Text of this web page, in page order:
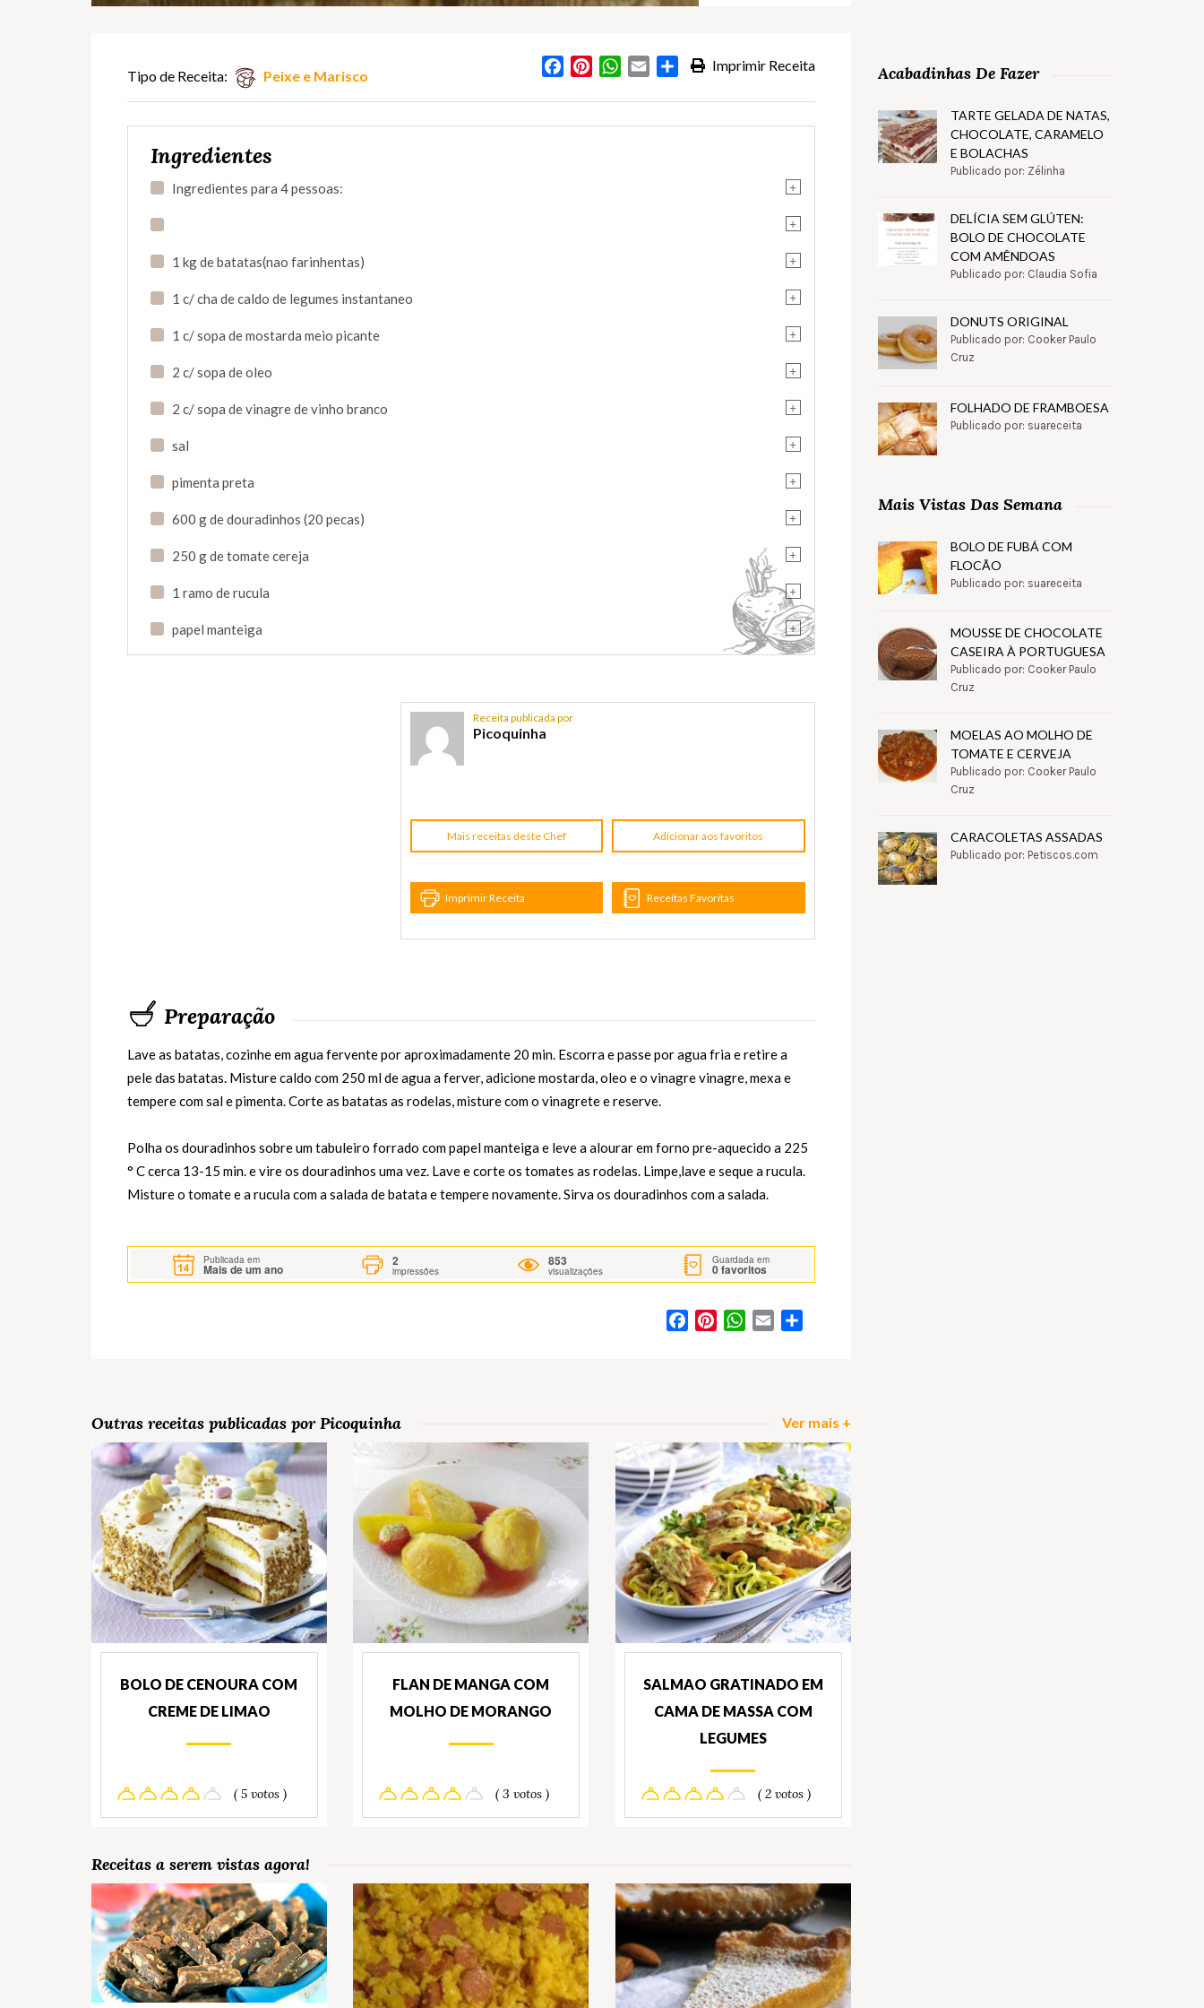
Imprimir Receita
FacebookPinterestWhatsApp
Email Partilhar
Tipo de Receita: Peixe e Marisco
Ingredientes
+
Ingredientes para 4 pessoas:
+
+
1 kg de batatas(nao farinhentas)
+
1 c/ cha de caldo de legumes instantaneo
+
1 c/ sopa de mostarda meio picante
+
2 c/ sopa de oleo
+
2 c/ sopa de vinagre de vinho branco
+
sal
+
pimenta preta
+
600 g de douradinhos (20 pecas)
+
250 g de tomate cereja
+
1 ramo de rucula
+
papel manteiga
Receita publicada por
Picoquinha
Mais receitas deste Chef Adicionar aos favoritos
Imprimir Receita Receitas Favoritas
Preparação
Lave as batatas, cozinhe em agua fervente por aproximadamente 20 min. Escorra e passe por agua fria e retire a
pele das batatas. Misture caldo com 250 ml de agua a ferver, adicione mostarda, oleo e o vinagre vinagre, mexa e
tempere com sal e pimenta. Corte as batatas as rodelas, misture com o vinagrete e reserve.
Polha os douradinhos sobre um tabuleiro forrado com papel manteiga e leve a alourar em forno pre-aquecido a 225
° C cerca 13-15 min. e vire os douradinhos uma vez. Lave e corte os tomates as rodelas. Limpe,lave e seque a rucula.
Misture o tomate e a rucula com a salada de batata e tempere novamente. Sirva os douradinhos com a salada.
Publicada em
Mais de um ano
2
impressões
853
visualizações
Guardada em
0favoritos
FacebookPinterestWhatsApp
Email
Outras receitas publicadas por Picoquinha Ver mais +
BOLO DE CENOURA COM
CREME DE LIMAO
( 5 votos )
FLAN DE MANGA COM
MOLHO DE MORANGO
( 3 votos )
SALMAO GRATINADO EM
CAMA DE MASSA COM
LEGUMES
( 2 votos )
Receitas a serem vistas agora!
Acabadinhas De Fazer
TARTE GELADA DE NATAS,
CHOCOLATE, CARAMELO
E BOLACHAS
Publicado por: Zélinha
DELÍCIA SEM GLÚTEN:
BOLO DE CHOCOLATE
COM AMÊNDOAS
Publicado por: Claudia Sofia
DONUTS ORIGINAL
Publicado por: Cooker Paulo
Cruz
FOLHADO DE FRAMBOESA
Publicado por: suareceita
Mais Vistas Das Semana
BOLO DE FUBÁ COM
FLOCÃO
Publicado por: suareceita
MOUSSE DE CHOCOLATE
CASEIRA À PORTUGUESA
Publicado por: Cooker Paulo
Cruz
MOELAS AO MOLHO DE
TOMATE E CERVEJA
Publicado por: Cooker Paulo
Cruz
CARACOLETAS ASSADAS
Publicado por: Petiscos.com